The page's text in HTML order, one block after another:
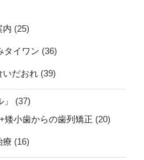
内 (25)
タイワン (36)
いだおれ (39)
(37)
矮小歯からの歯列矯正 (20)
療 (16)